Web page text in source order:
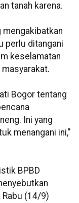
tanah karena.
mengakibatkan
perlu ditangani
keselamatan
Bogor tentang
Ini yang
menangani ini,"
BPBD
(14/9)